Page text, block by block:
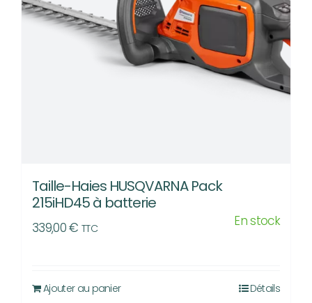
Taille-Haies HUSQVARNA Pack
215iHD45 à batterie
339,00€ TTC En stock
Ajouter au panier Détails